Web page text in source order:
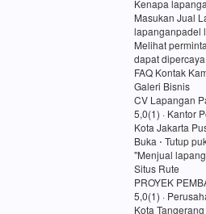
Kenapa
Masukan Jual
lapanganpadel
Melihat
dapat
FAQ Kontak
Galeri Bisnis
CV Lapangan
5,0(1) · Kantor
Kota Jakarta
Buka ⋅ Tutup
"Menjual
Situs Rute
PROYEK
5,0(1) ·
Kota